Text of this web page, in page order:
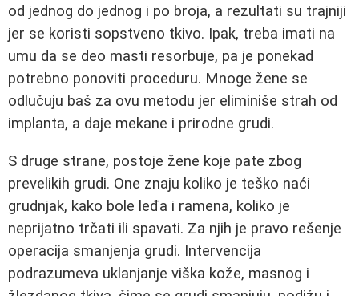
od jednog do jednog i po broja, a rezultati su trajniji
jer se koristi sopstveno tkivo. Ipak, treba imati na
umu da se deo masti resorbuje, pa je ponekad
potrebno ponoviti proceduru. Mnoge žene se
odlučuju baš za ovu metodu jer eliminiše strah od
implanta, a daje mekane i prirodne grudi.
S druge strane, postoje žene koje pate zbog
prevelikih grudi. One znaju koliko je teško naći
grudnjak, kako bole leđa i ramena, koliko je
neprijatno trčati ili spavati. Za njih je pravo rešenje
operacija smanjenja grudi. Intervencija
podrazumeva uklanjanje viška kože, masnog i